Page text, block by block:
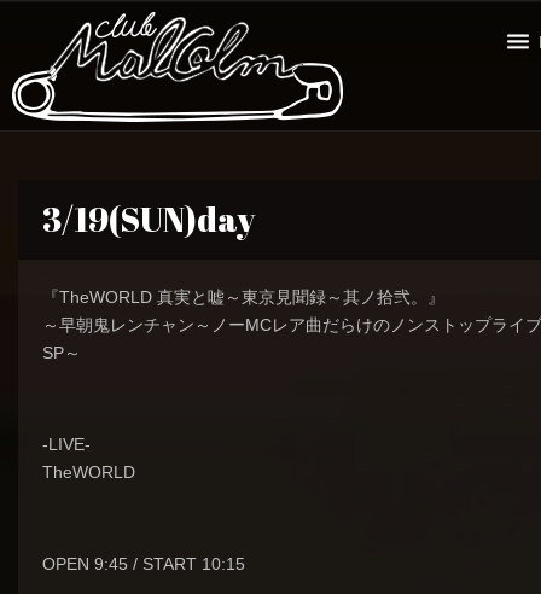
3/19(SUN)day
『TheWORLD 真実と嘘～東京見聞録～其ノ拾弐。』
～早朝鬼レンチャン～ノーMCレア曲だらけのノンストップライ
SP～
-LIVE-
TheWORLD
OPEN 9:45 / START 10:15